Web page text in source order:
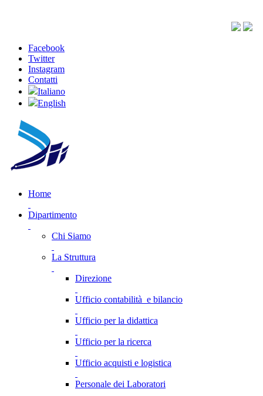
Facebook
Twitter
Instagram
Contatti
Italiano
English
Home
Dipartimento
Chi Siamo
La Struttura
Direzione
Ufficio contabilità e bilancio
Ufficio per la didattica
Ufficio per la ricerca
Ufficio acquisti e logistica
Personale dei Laboratori